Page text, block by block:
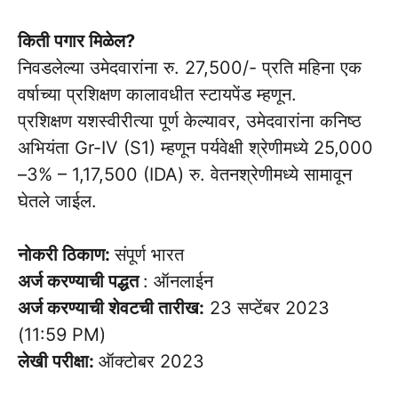
किती पगार मिळेल?
निवडलेल्या उमेदवारांना रु. 27,500/- प्रति महिना एक
वर्षाच्या प्रशिक्षण कालावधीत स्टायपेंड म्हणून.
प्रशिक्षण यशस्वीरीत्या पूर्ण केल्यावर, उमेदवारांना कनिष्ठ
अभियंता Gr-IV (S1) म्हणून पर्यवेक्षी श्रेणीमध्ये 25,000
–3% – 1,17,500 (IDA) रु. वेतनश्रेणीमध्ये सामावून
घेतले जाईल.
नोकरी ठिकाण:संपूर्ण भारत
अर्ज करण्याची पद्धत: ऑनलाईन
अर्ज करण्याची शेवटची तारीख: 23 सप्टेंबर 2023
(11:59 PM)
लेखी परीक्षा: ऑक्टोबर 2023